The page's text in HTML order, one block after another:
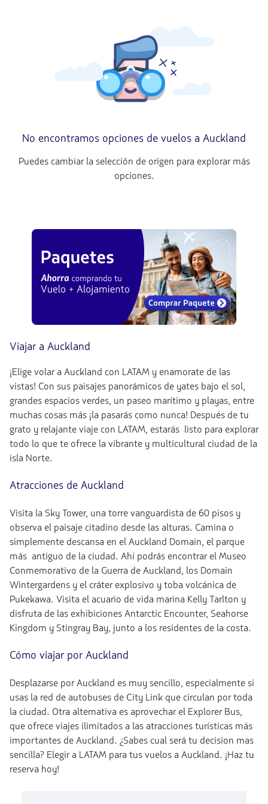
No encontramos opciones de vuelos a Auckland
Puedes cambiar la selección de origen para explorar más
opciones.
Viajar a Auckland
¡Elige volar a Auckland con LATAM y enamorate de las
vistas! Con sus paisajes panorámicos de yates bajo el sol,
grandes espacios verdes, un paseo marítimo y playas, entre
muchas cosas más ¡la pasarás como nunca! Después de tu
grato y relajante viaje con LATAM, estarás listo para explorar
todo lo que te ofrece la vibrante y multicultural ciudad de la
isla Norte.
Atracciones de Auckland
Visita la Sky Tower, una torre vanguardista de 60 pisos y
observa el paisaje citadino desde las alturas. Camina o
simplemente descansa en el Auckland Domain, el parque
más antiguo de la ciudad. Ahí podrás encontrar el Museo
Conmemorativo de la Guerra de Auckland, los Domain
Wintergardens y el cráter explosivo y toba volcánica de
Pukekawa. Visita el acuario de vida marina Kelly Tarlton y
disfruta de las exhibiciones Antarctic Encounter, Seahorse
Kingdom y Stingray Bay, junto a los residentes de la costa.
Cómo viajar por Auckland
Desplazarse por Auckland es muy sencillo, especialmente si
usas la red de autobuses de City Link que circulan por toda
la ciudad. Otra alternativa es aprovechar el Explorer Bus,
que ofrece viajes ilimitados a las atracciones turísticas más
importantes de Auckland. ¿Sabes cual será tu decision mas
sencilla? Elegir a LATAM para tus vuelos a Auckland. ¡Haz tu
reserva hoy!